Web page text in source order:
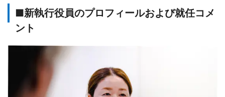
■新執行役員のプロフィールおよび就任コメ
ント